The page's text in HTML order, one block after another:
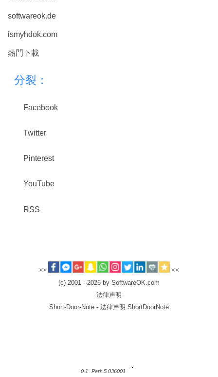
softwareok.de
ismyhdok.com
熱門下載
分裂：
Facebook
Twitter
Pinterest
YouTube
RSS
>>
<<
(c) 2001 - 2026 by SoftwareOK.com
法律声明
Short-Door-Note - 法律声明 ShortDoorNote
0.1 Perl: 5.036001